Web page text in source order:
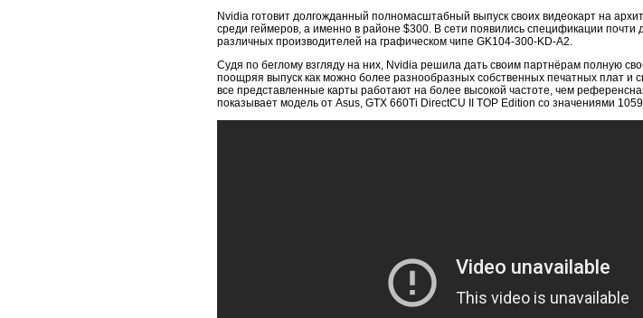
Nvidia готовит долгожданный полномасштабный выпуск своих видеокарт на
среди геймеров, а именно в районе $300. В сети появились спецификации
различных производителей на графическом чипе GK104-300-KD-A2.
Судя по беглому взгляду на них, Nvidia решила дать своим партнёрам полную
поощряя выпуск как можно более разнообразных собственных печатных плат и
все представленные карты работают на более высокой частоте, чем
показывает модель от Asus, GTX 660Ti DirectCU II TOP Edition со значениями